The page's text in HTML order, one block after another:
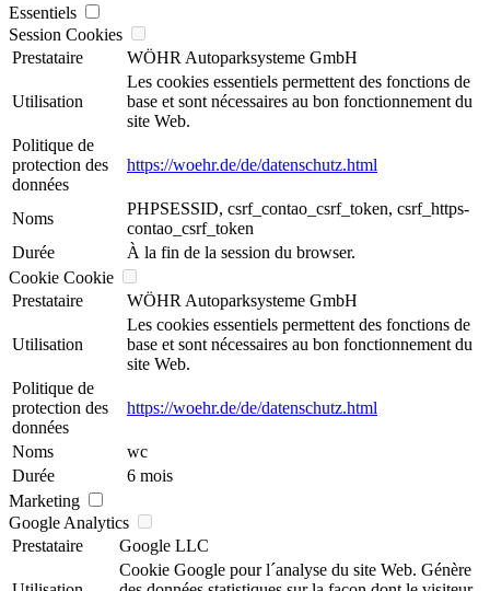
Essentiels
Session Cookies
Prestataire
WÖHR Autoparksysteme GmbH
Utilisation
Les cookies essentiels permettent des fonctions de
base et sont nécessaires au bon fonctionnement du
site Web.
Politique de
protection des
données
https://woehr.de/de/datenschutz.html
Noms
PHPSESSID, csrf_contao_csrf_token, csrf_https-
contao_csrf_token
Durée
À la fin de la session du browser.
Cookie Cookie
Prestataire
WÖHR Autoparksysteme GmbH
Utilisation
Les cookies essentiels permettent des fonctions de
base et sont nécessaires au bon fonctionnement du
site Web.
Politique de
protection des
données
https://woehr.de/de/datenschutz.html
Noms
wc
Durée
6 mois
Marketing
Google Analytics
Prestataire
Google LLC
Cookie Google pour l´analyse du site Web. Génère